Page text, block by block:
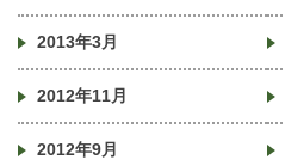
2013年3月
2012年11月
2012年9月